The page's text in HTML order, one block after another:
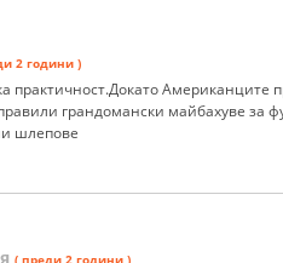
2 години )
практичност.Докато Американците
грандомански майбахуве за
шлепове